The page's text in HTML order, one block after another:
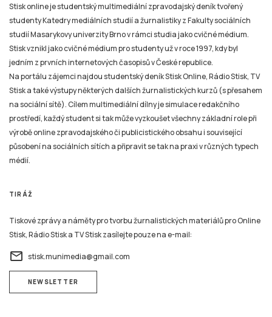
Stisk online je studentský multimediální zpravodajský deník tvořený
studenty Katedry mediálních studií a žurnalistiky z Fakulty sociálních
studií Masarykovy univerzity Brno v rámci studia jako cvičné médium.
Stisk vznikl jako cvičné médium pro studenty už v roce 1997, kdy byl
jedním z prvních internetových časopisů v České republice.
Na portálu zájemci najdou studentský deník Stisk Online, Rádio Stisk, TV
Stisk a také výstupy některých dalších žurnalistických kurzů (s přesahem
na sociální sítě). Cílem multimediální dílny je simulace redakčního
prostředí, každý student si tak může vyzkoušet všechny základní role při
výrobě online zpravodajského či publicistického obsahu i související
působení na sociálních sítích a připravit se tak na praxi v různých typech
médií.
TIRÁŽ
Tiskové zprávy a náměty pro tvorbu žurnalistických materiálů pro Online
Stisk, Rádio Stisk a TV Stisk zasílejte pouze na e-mail:
email stisk.munimedia@gmail.com
NEWSLETTER